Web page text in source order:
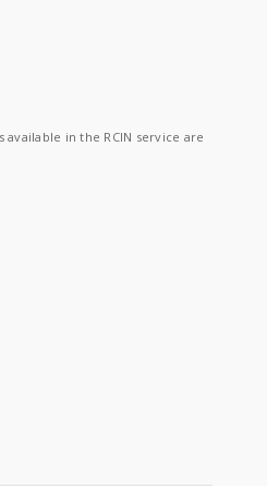
in the RCIN service are